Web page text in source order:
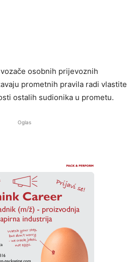
osobnih prijevoznih
prometnih pravila radi vlastite
ostalih sudionika u prometu.
Oglas